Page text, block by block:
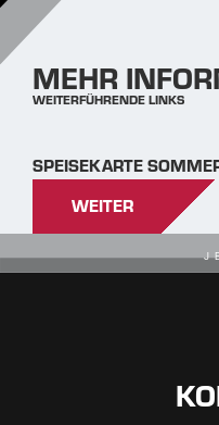
MEHR
WEITERFÜHRENDE LINKS
SPEISEKARTE
WEITER